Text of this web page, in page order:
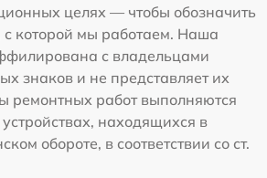
целях — чтобы обозначить
с которой мы работаем. Наша
с владельцами
знаков и не представляет их
ремонтных работ выполняются
находящихся в
обороте, в соответствии со ст.